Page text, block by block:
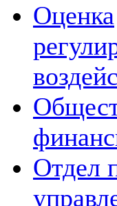
Оценка
Отдел